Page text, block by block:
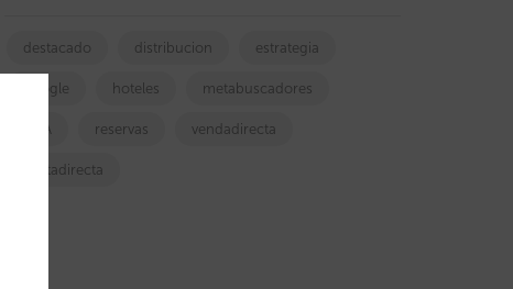
destacado distribucion estrategia
google hoteles metabuscadores
OTA reservas vendadirecta
ventadirecta